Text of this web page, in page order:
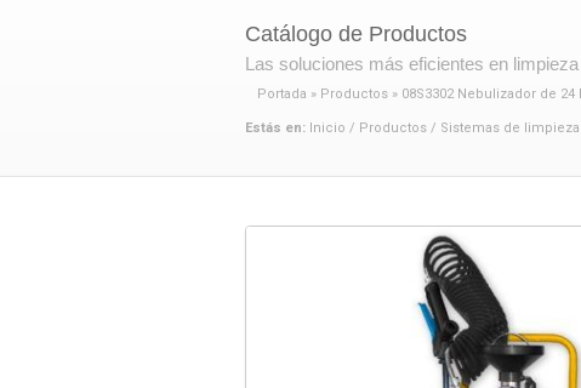
Catálogo de Productos
Las soluciones más eficientes en
Portada » Productos » 08S3302 Nebulizador de 24
Estás en: Inicio / Productos / Sistemas de limpieza